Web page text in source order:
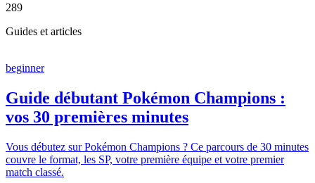
289
Guides et articles
beginner
Guide débutant Pokémon Champions :
vos 30 premières minutes
Vous débutez sur Pokémon Champions ? Ce parcours de 30 minutes
couvre le format, les SP, votre première équipe et votre premier
match classé.